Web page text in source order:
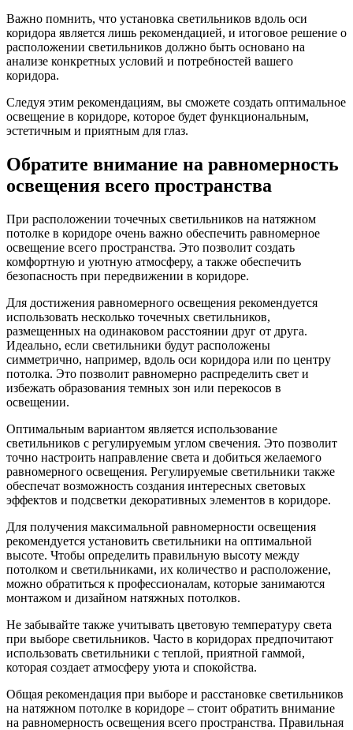
Важно помнить, что установка светильников вдоль оси
коридора является лишь рекомендацией, и итоговое решение о
расположении светильников должно быть основано на
анализе конкретных условий и потребностей вашего
коридора.
Следуя этим рекомендациям, вы сможете создать оптимальное
освещение в коридоре, которое будет функциональным,
эстетичным и приятным для глаз.
Обратите внимание на равномерность
освещения всего пространства
При расположении точечных светильников на натяжном
потолке в коридоре очень важно обеспечить равномерное
освещение всего пространства. Это позволит создать
комфортную и уютную атмосферу, а также обеспечить
безопасность при передвижении в коридоре.
Для достижения равномерного освещения рекомендуется
использовать несколько точечных светильников,
размещенных на одинаковом расстоянии друг от друга.
Идеально, если светильники будут расположены
симметрично, например, вдоль оси коридора или по центру
потолка. Это позволит равномерно распределить свет и
избежать образования темных зон или перекосов в
освещении.
Оптимальным вариантом является использование
светильников с регулируемым углом свечения. Это позволит
точно настроить направление света и добиться желаемого
равномерного освещения. Регулируемые светильники также
обеспечат возможность создания интересных световых
эффектов и подсветки декоративных элементов в коридоре.
Для получения максимальной равномерности освещения
рекомендуется установить светильники на оптимальной
высоте. Чтобы определить правильную высоту между
потолком и светильниками, их количество и расположение,
можно обратиться к профессионалам, которые занимаются
монтажом и дизайном натяжных потолков.
Не забывайте также учитывать цветовую температуру света
при выборе светильников. Часто в коридорах предпочитают
использовать светильники с теплой, приятной гаммой,
которая создает атмосферу уюта и спокойства.
Общая рекомендация при выборе и расстановке светильников
на натяжном потолке в коридоре – стоит обратить внимание
на равномерность освещения всего пространства. Правильная